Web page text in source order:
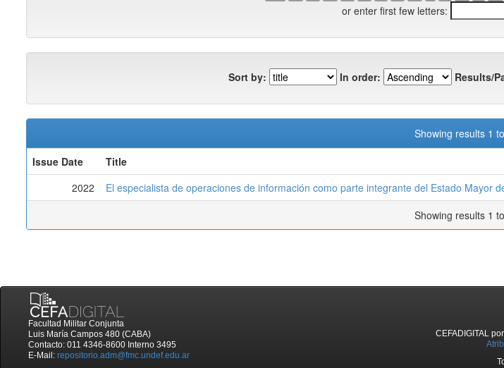
or enter first few letters:
Sort by: In order: Results/
Showing results 1
Issue Date
Title
2022
El especialista de operaciones de información como parte integrante del Estado Mayor
Showing results 1
Facultad Militar Conjunta
Luis María Campos 480 (CABA)
Contacto: 011 4346-8600 Interno 3495
E-Mail: repositorio.adm@fmc.undef.edu.ar
CEFADIGITAL